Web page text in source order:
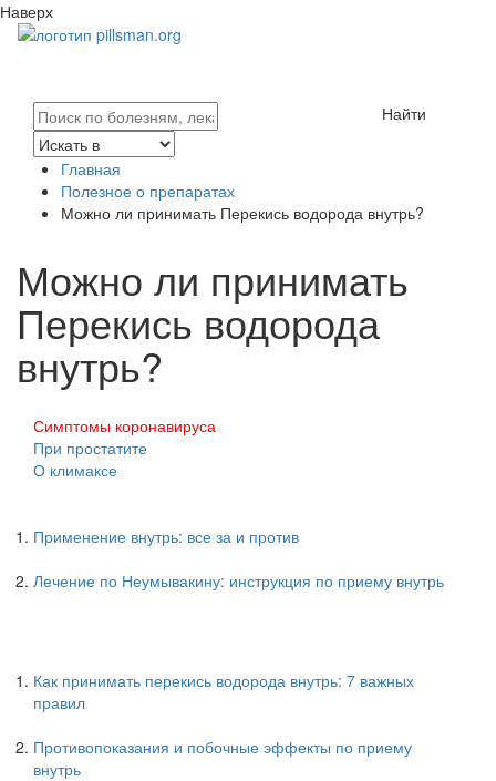
Наверх
Найти
Главная
Полезное о препаратах
Можно ли принимать Перекись водорода внутрь?
Можно ли принимать
Перекись водорода
внутрь?
Симптомы коронавируса
При простатите
О климаксе
Применение внутрь: все за и против
Лечение по Неумывакину: инструкция по приему внутрь
Как принимать перекись водорода внутрь: 7 важных
правил
Противопоказания и побочные эффекты по приему
внутрь